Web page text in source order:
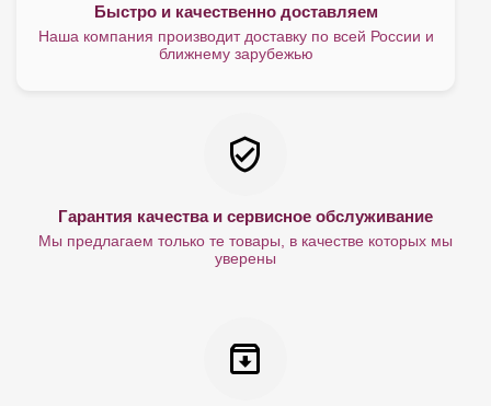
Быстро и качественно доставляем
Наша компания производит доставку по всей России и
ближнему зарубежью
Гарантия качества и сервисное обслуживание
Мы предлагаем только те товары, в качестве которых мы
уверены